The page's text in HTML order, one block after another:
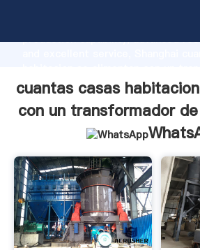
production capability, advanced
supplier create the value and
customers.
cuantas casas
con un transformador